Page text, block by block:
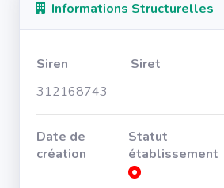
Informations Structurelles
Siren Siret
312168743
Date de
création
Statut
établissement